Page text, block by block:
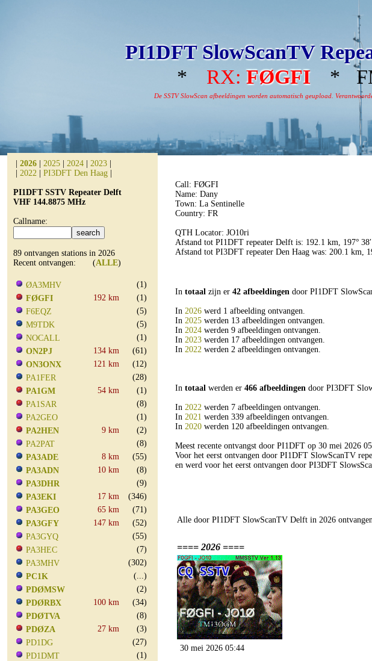
PI1DFT SlowScanTV
*
RX:FØGFI *
De SSTV SlowScan afbeeldingen worden automatisch geupload.
2026 2025 2024 2023
2022 PI3DFT Den Haag
PI1DFT SSTV Repeater Delft
VHF 144.8875 MHz
Callname:
89 ontvangen stations in 2026
Recent ontvangen: (ALLE)
ØA3MHV
(1)
FØGFI
192 km
(1)
F6EQZ
(5)
M9TDK
(5)
NOCALL
(1)
ON2PJ
134 km
(61)
ON3ONX
121 km
(12)
PA1FER
(28)
PA1GM
54 km
(1)
PA1SAR
(8)
PA2GEO
(1)
PA2HEN
9 km
(2)
PA2PAT
(8)
PA3ADE
8 km
(55)
PA3ADN
10 km
(8)
PA3DHR
(9)
PA3EKI
17 km
(346)
PA3GEO
65 km
(71)
PA3GFY
147 km
(52)
PA3GYQ
(55)
PA3HEC
(7)
PA3MHV
(302)
PC1K
(...)
PDØMSW
(2)
PDØRBX
100 km
(34)
PDØTVA
(8)
PDØZA
27 km
(3)
PD1DG
(27)
PD1DMT
(1)
Call: FØGFI
Name: Dany
Town: La Sentinelle
Country: FR
QTH Locator: JO10ri
Afstand tot PI1DFT repeater Delft is: 192.1 km, 197° 38′
Afstand tot PI3DFT repeater Den Haag was: 200.1 km,
In totaal zijn er 42 afbeeldingen door PI1DFT
In 2026 werd 1 afbeelding ontvangen.
In 2025 werden 13 afbeeldingen ontvangen.
In 2024 werden 9 afbeeldingen ontvangen.
In 2023 werden 17 afbeeldingen ontvangen.
In 2022 werden 2 afbeeldingen ontvangen.
In totaal werden er 466 afbeeldingen door PI3DFT
In 2022 werden 7 afbeeldingen ontvangen.
In 2021 werden 339 afbeeldingen ontvangen.
In 2020 werden 120 afbeeldingen ontvangen.
Meest recente ontvangst door PI1DFT op 30 mei 2026
Voor het eerst ontvangen door PI1DFT SlowScanTV
en werd voor het eerst ontvangen door PI3DFT
Alle door PI1DFT SlowScanTV Delft in 2026
==== 2026 ====
30 mei 2026 05:44